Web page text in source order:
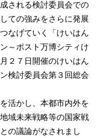
される検討委員会での
ての強みをさらに発展
なげていく「けいはん
～ポスト万博シティけ
２７日開催のけいはん
検討委員会第３回総会
活かし、本都市内外を
域未来戦略等の国家戦
の議論がなされまし